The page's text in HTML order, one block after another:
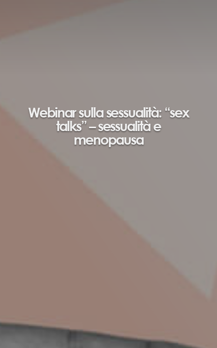
Webinar sulla sessualità: “sex
talks” – sessualità e
menopausa